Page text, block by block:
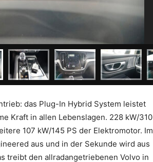
das Plug-In Hybrid System leistet
Kraft in allen Lebenslagen. 228 kW/310
107 kW/145 PS der Elektromotor. Im
aus und in der Sekunde wird aus
treibt den allradangetriebenen Volvo in